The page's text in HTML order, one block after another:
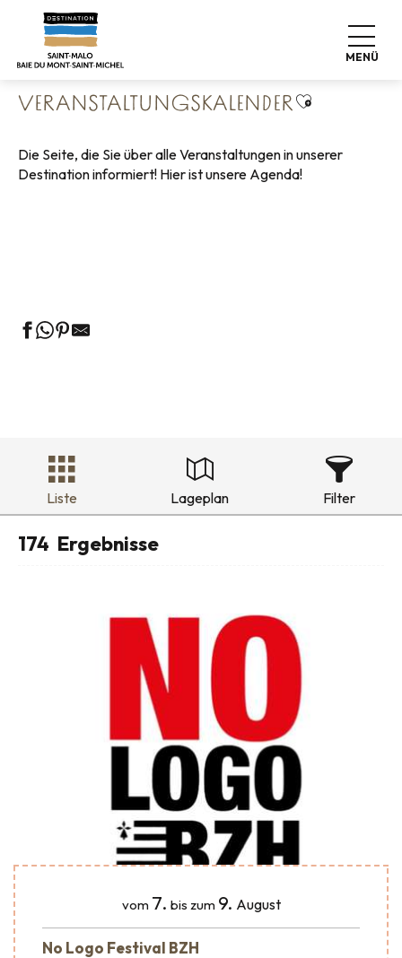
contenu
MENÜ
Startseite
Veranstaltungskalender
VERANSTALTUNGSKALENDERAjouter aux
Die Seite, die Sie über alle Veranstaltungen in unserer
Destination informiert! Hier ist unsere Agenda!
Liste Lageplan Filter
174 Ergebnisse
vom 7. bis zum 9. August
No Logo Festival BZH